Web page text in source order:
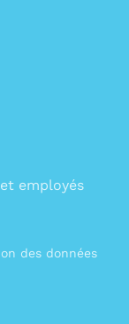
employés
des données